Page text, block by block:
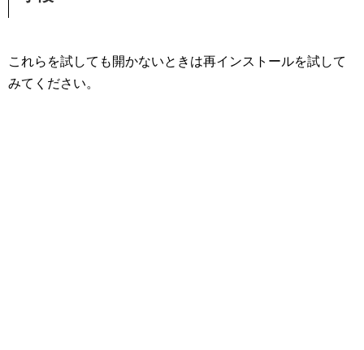
これらを試しても開かないときは再インストールを試して
みてください。